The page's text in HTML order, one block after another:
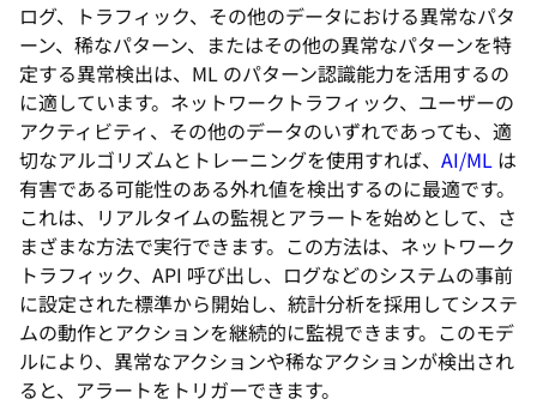
ログ、トラフィック、その他のデータにおける異常なパタ
ーン、稀なパターン、またはその他の異常なパターンを特
定する異常検出は、ML のパターン認識能力を活用するの
に適しています。ネットワークトラフィック、ユーザーの
アクティビティ、その他のデータのいずれであっても、適
切なアルゴリズムとトレーニングを使用すれば、 AI/ML は
有害である可能性のある外れ値を検出するのに最適です。
これは、リアルタイムの監視とアラートを始めとして、さ
まざまな方法で実行できます。この方法は、ネットワーク
トラフィック、API 呼び出し、ログなどのシステムの事前
に設定された標準から開始し、統計分析を採用してシステ
ムの動作とアクションを継続的に監視できます。このモデ
ルにより、異常なアクションや稀なアクションが検出され
ると、アラートをトリガーできます。